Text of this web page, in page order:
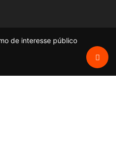
de interesse público